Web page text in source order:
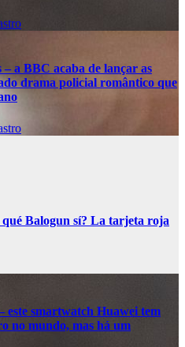
a BBC acaba de lançar as
drama policial romântico que
Balogun sí? La tarjeta roja
este smartwatch Huawei tem
no mundo, mas há um